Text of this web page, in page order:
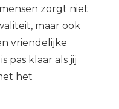
zorgt niet
maar ook
vriendelijke
pas klaar als jij
het